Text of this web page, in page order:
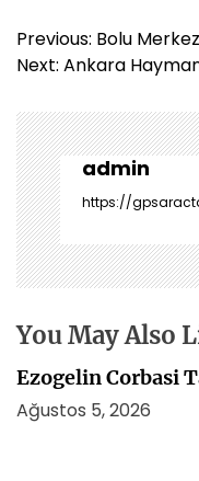
Y
a
ı
g
e
z
i
n
m
s
i
Previous: Bolu
Next: Ankara
admin
https://
You May Also
Ezogelin Corbasi
Ağustos 5, 2026